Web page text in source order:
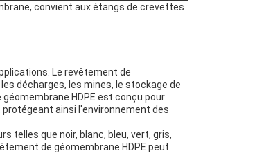
convient aux étangs de crevettes
Le revêtement de
décharges, les mines, le stockage de
HDPE est conçu pour
protégeant ainsi l'environnement des
telles que noir, blanc, bleu, vert, gris,
de géomembrane HDPE peut